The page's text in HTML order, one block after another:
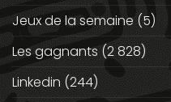
Jeux de la semaine (5)
Les gagnants (2 828)
Linkedin (244)